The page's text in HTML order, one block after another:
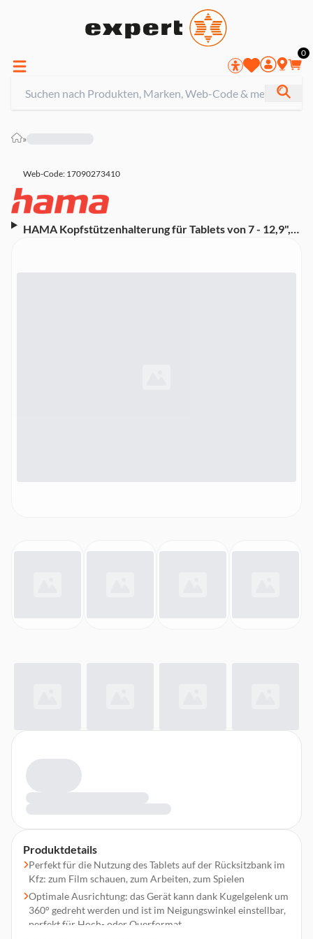
0
»
Web-Code: 17090273410
HAMA Kopfstützenhalterung für Tablets von 7 - 12,9",
Produktdetails
Perfekt für die Nutzung des Tablets auf der Rücksitzbank im
Kfz: zum Film schauen, zum Arbeiten, zum Spielen
Optimale Ausrichtung: das Gerät kann dank Kugelgelenk um
360° gedreht werden und ist im Neigungswinkel einstellbar,
perfekt für Hoch- oder Querformat